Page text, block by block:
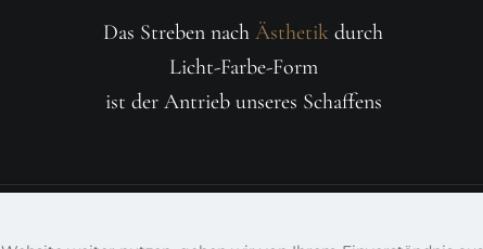
Das Streben nach Ästhetik durch
Licht-Farbe-Form
ist der Antrieb unseres Schaffens